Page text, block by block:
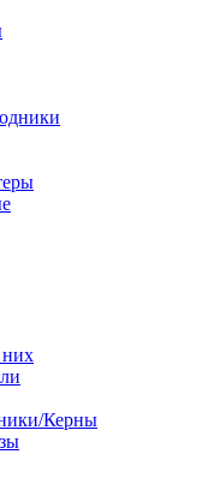
них
Керны